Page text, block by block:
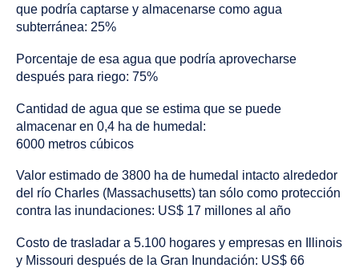
que podría captarse y almacenarse como agua
subterránea: 25%
Porcentaje de esa agua que podría aprovecharse
después para riego: 75%
Cantidad de agua que se estima que se puede
almacenar en 0,4 ha de humedal:
6000 metros cúbicos
Valor estimado de 3800 ha de humedal intacto alrededor
del río Charles (Massachusetts) tan sólo como protección
contra las inundaciones: US$ 17 millones al año
Costo de trasladar a 5.100 hogares y empresas en Illinois
y Missouri después de la Gran Inundación: US$ 66